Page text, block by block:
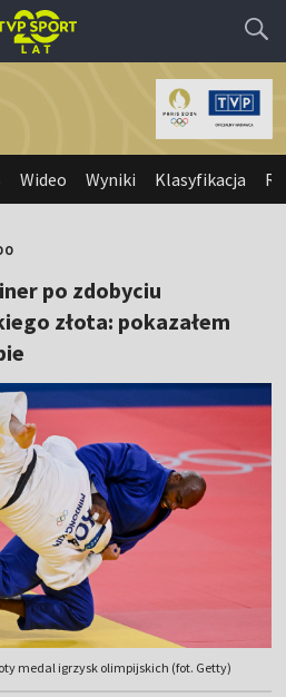
Wideo Wyniki Klasyfikacja
po zdobyciu
złota: pokazałem
medal igrzysk olimpijskich (fot. Getty)